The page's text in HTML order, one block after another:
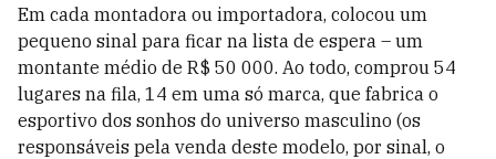
Em cada montadora ou importadora, colocou um
pequeno sinal para ficar na lista de espera – um
montante médio de R$ 50 000. Ao todo, comprou 54
lugares na fila, 14 em uma só marca, que fabrica o
esportivo dos sonhos do universo masculino (os
responsáveis pela venda deste modelo, por sinal, o